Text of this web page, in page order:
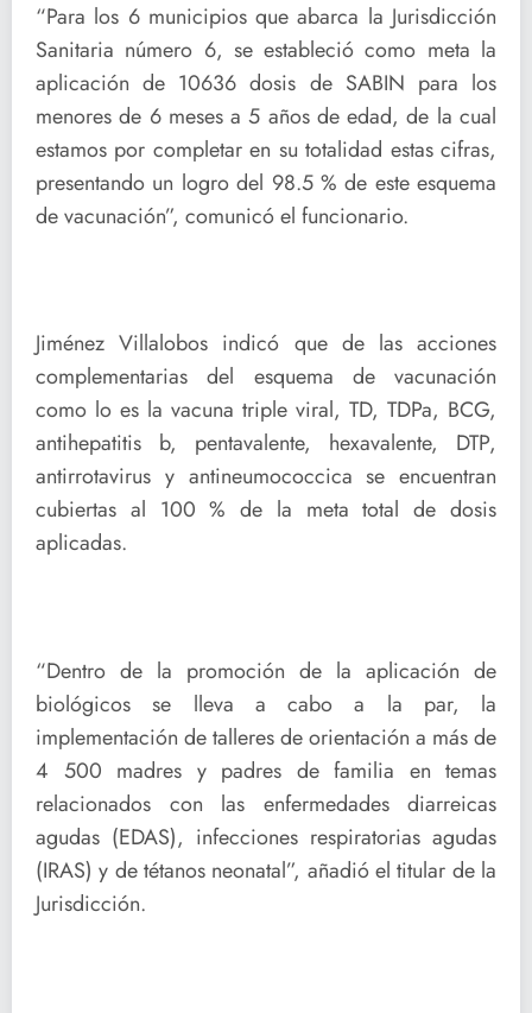
“Para los 6 municipios que abarca la Jurisdicción
Sanitaria número 6, se estableció como meta la
aplicación de 10636 dosis de SABIN para los
menores de 6 meses a 5 años de edad, de la cual
estamos por completar en su totalidad estas cifras,
presentando un logro del 98.5 % de este esquema
de vacunación”, comunicó el funcionario.
Jiménez Villalobos indicó que de las acciones
complementarias del esquema de vacunación
como lo es la vacuna triple viral, TD, TDPa, BCG,
antihepatitis b, pentavalente, hexavalente, DTP,
antirrotavirus y antineumococcica se encuentran
cubiertas al 100 % de la meta total de dosis
aplicadas.
“Dentro de la promoción de la aplicación de
biológicos se lleva a cabo a la par, la
implementación de talleres de orientación a más de
4 500 madres y padres de familia en temas
relacionados con las enfermedades diarreicas
agudas (EDAS), infecciones respiratorias agudas
(IRAS) y de tétanos neonatal”, añadió el titular de la
Jurisdicción.